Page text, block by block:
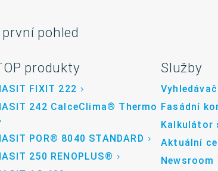
pohled
produkty
FIXIT 222
242 CalceClima® Thermo
POR® 8040 STANDARD
250 RENOPLUS®
Služby
Fasádní
Kalkulátor
Aktuální
Newsroom